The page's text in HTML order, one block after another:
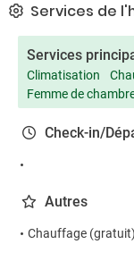
Services de
Services
Climatisation
Femme de
Check-in/
Autres
Chauffage (gratuit)